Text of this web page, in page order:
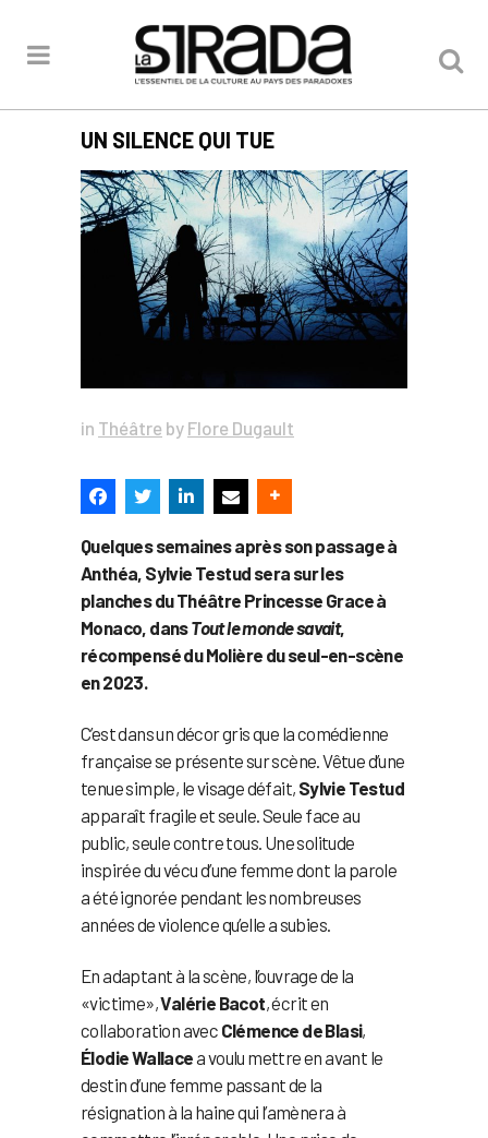
UN SILENCE QUI TUE
in Théâtre by Flore Dugault
Quelques semaines après son passage à
Anthéa, Sylvie Testud sera sur les
planches du Théâtre Princesse Grace à
Monaco, dansTout le monde savait,
récompensé du Molière du seul-en-scène
en 2023.
C’est dans un décor gris que la comédienne
française se présente sur scène. Vêtue d’une
tenue simple, le visage défait, Sylvie Testud
apparaît fragile et seule. Seule face au
public, seule contre tous. Une solitude
inspirée du vécu d’une femme dont la parole
a été ignorée pendant les nombreuses
années de violence qu’elle a subies.
En adaptant à la scène, l’ouvrage de la
«victime»,Valérie Bacot, écrit en
collaboration avec Clémence de Blasi,
Élodie Wallacea voulu mettre en avant le
destin d’une femme passant de la
résignation à la haine qui l’amènera à